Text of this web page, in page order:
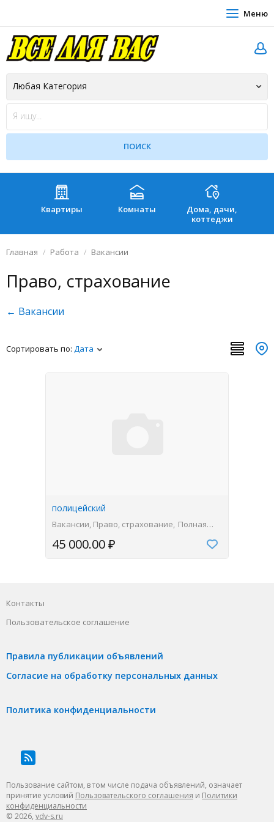
Меню
Квартиры Комнаты
Дома, дачи,
коттеджи
Главная Работа Вакансии
Право, страхование
← Вакансии
Сортировать по: Дата
полицейский
Вакансии, Право, страхование Полная
45 000.00 ₽
Контакты
Пользовательское соглашение
Правила публикации объявлений
Согласие на обработку персональных данных
Политика конфиденциальности
Пользование сайтом, в том числе подача объявлений, означает
принятие условий Пользовательского соглашения и Политики
конфиденциальности
© 2026, vdv-s.ru